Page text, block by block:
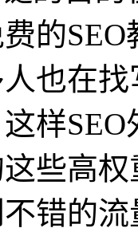
的
也在
样
些高
错的